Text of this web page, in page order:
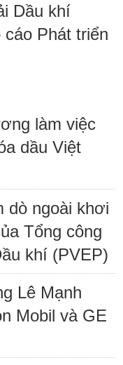
Dầu khí
Phát triển
làm việc
dầu Việt
dò ngoài khơi
Tổng công
khí (PVEP)
Lê Mạnh
Mobil và GE